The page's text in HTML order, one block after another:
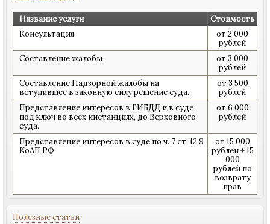
Название услуги
Стоимость
Консультация
от 2 000
рублей
Составление жалобы
от 3 000
рублей
Составление Надзорной жалобы на
вступившее в законную силу решение суда.
от 3 500
рублей
Представление интересов в ГИБДД и в суде
под ключ во всех инстанциях, до Верховного
суда.
от 6 000
рублей
Представление интересов в суде по ч. 7 ст. 12.9
КоАП РФ
от 15 000
рублей + 15
000
рублей по
возврату
прав
Полезные статьи